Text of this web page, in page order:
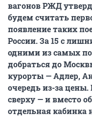
вагонов РЖД
будем считать
появление таких
России. За 15 с
одними из самых
добраться до
курорты — Адлер,
очередь из-за
сверху — и вместо
отдельная кабинка